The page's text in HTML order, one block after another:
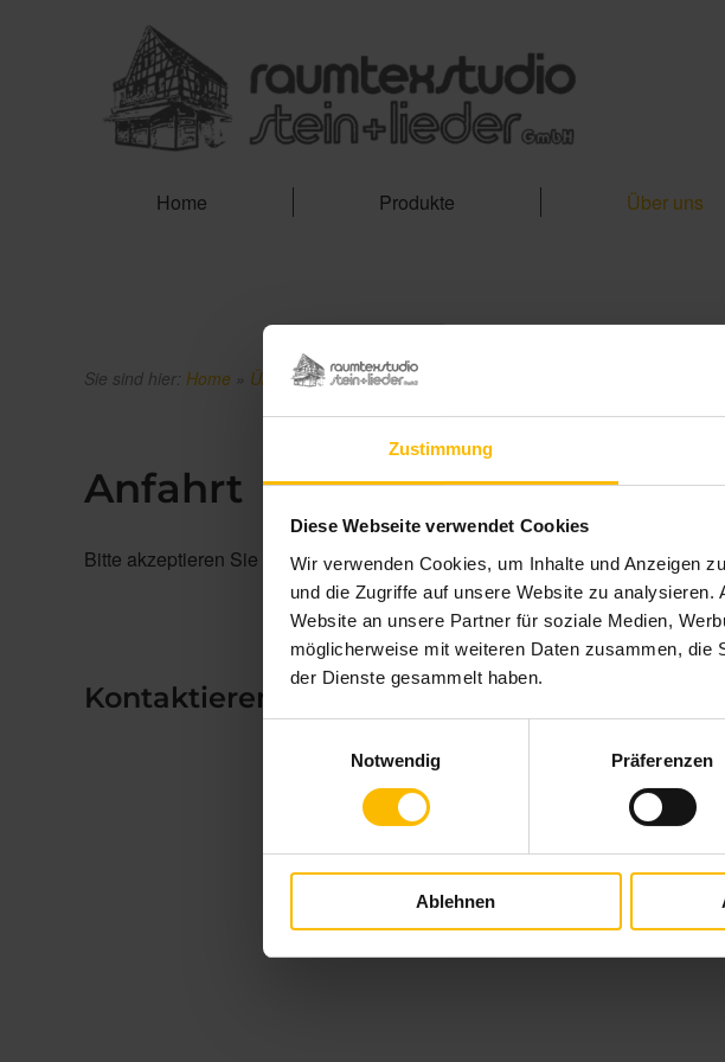
Zustimmung
Diese Webseite verwendet Cookies
Wir verwenden Cookies, um Inhalte und Anzeigen
und die Zugriffe auf unsere Website zu
Website an unsere Partner für soziale Medien,
möglicherweise mit weiteren Daten zusammen, die
der Dienste gesammelt haben.
Notwendig
Präferenzen
Ablehnen
Home Produkte Über uns
Sie sind hier: Home » Über uns»Anfahrt
Anfahrt
Bitte akzeptieren Sie die Statistik und Marketing Cookies, damit Sie die
Kontaktieren Sie uns
Niederlassung:
Deco-Point-Lieder
Main-Kinzig-Straße 33
63607 Wächtersbach